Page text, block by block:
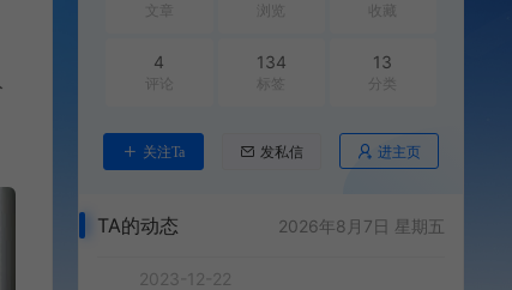
文章 浏览 收藏
4
评论
134
标签
13
分类
关注Ta 发私信 进主页
TA的动态 2026年8月7日 星期五
2023-12-22